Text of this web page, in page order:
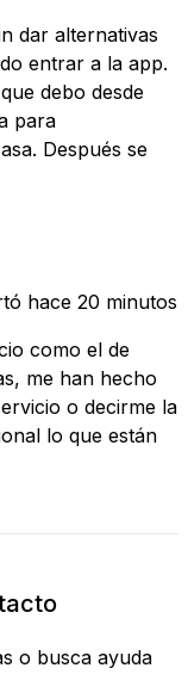
dar alternativas
entrar a la app.
debo desde
para
Después se
hace 20 minutos
como el de
me han hecho
o decirme la
lo que están
o busca ayuda